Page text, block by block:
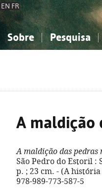
EN FR
Sobre Pesquisa
A maldição
A maldição das pedras
São Pedro do Estoril :
p. ; 23 cm. - (A
978-989-773-587-5